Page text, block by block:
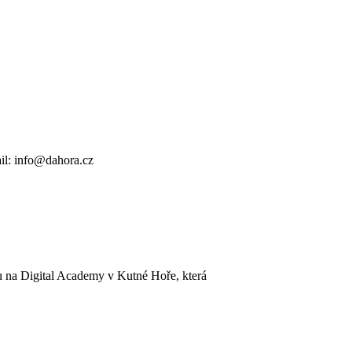
info@dahora.cz
na Digital Academy v Kutné Hoře, která